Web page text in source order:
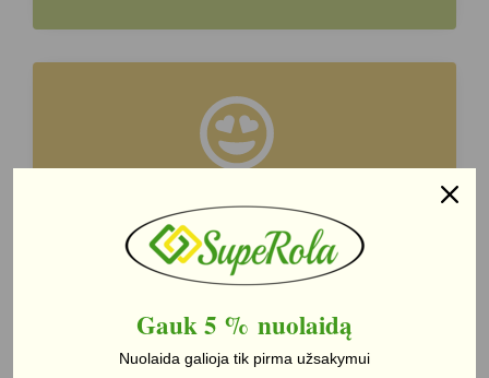
No Human Errors
Lorem ipsum dolor sit amet, consectetur
adipiscing elit. Ut elit tellus
Gauk 5 % nuolaidą
Nuolaida galioja tik pirma užsakymui